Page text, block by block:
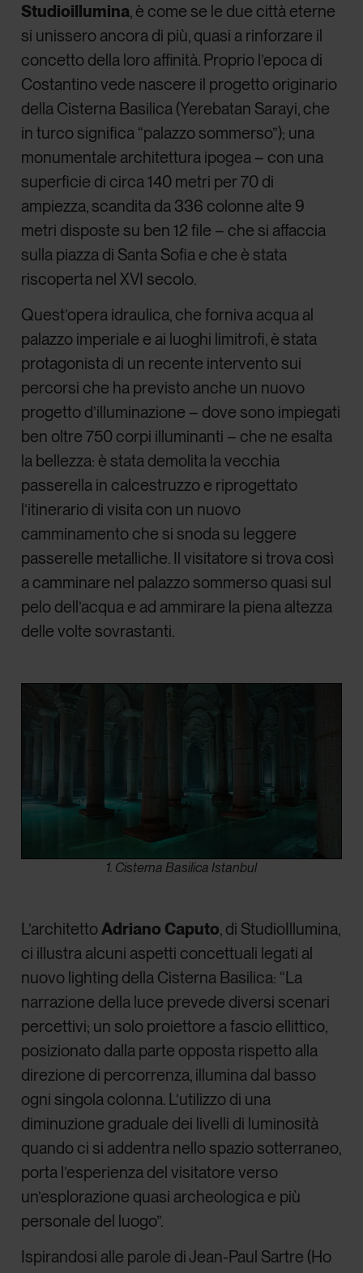
Studioillumina, è come se le due città eterne
si unissero ancora di più, quasi a rinforzare il
concetto della loro affinità. Proprio l’epoca di
Costantino vede nascere il progetto originario
della Cisterna Basilica (Yerebatan Sarayi, che
in turco significa “palazzo sommerso”); una
monumentale architettura ipogea – con una
superficie di circa 140 metri per 70 di
ampiezza, scandita da 336 colonne alte 9
metri disposte su ben 12 file – che si affaccia
sulla piazza di Santa Sofia e che è stata
riscoperta nel XVI secolo.
Quest’opera idraulica, che forniva acqua al
palazzo imperiale e ai luoghi limitrofi, è stata
protagonista di un recente intervento sui
percorsi che ha previsto anche un nuovo
progetto d’illuminazione – dove sono impiegati
ben oltre 750 corpi illuminanti – che ne esalta
la bellezza: è stata demolita la vecchia
passerella in calcestruzzo e riprogettato
l’itinerario di visita con un nuovo
camminamento che si snoda su leggere
passerelle metalliche. Il visitatore si trova così
a camminare nel palazzo sommerso quasi sul
pelo dell’acqua e ad ammirare la piena altezza
delle volte sovrastanti.
1. Cisterna Basilica Istanbul
L’architettoAdriano Caputo, di StudioIllumina,
ci illustra alcuni aspetti concettuali legati al
nuovo lighting della Cisterna Basilica: “La
narrazione della luce prevede diversi scenari
percettivi; un solo proiettore a fascio ellittico,
posizionato dalla parte opposta rispetto alla
direzione di percorrenza, illumina dal basso
ogni singola colonna. L’utilizzo di una
diminuzione graduale dei livelli di luminosità
quando ci si addentra nello spazio sotterraneo,
porta l’esperienza del visitatore verso
un’esplorazione quasi archeologica e più
personale del luogo”.
Ispirandosi alle parole di Jean-Paul Sartre (Ho